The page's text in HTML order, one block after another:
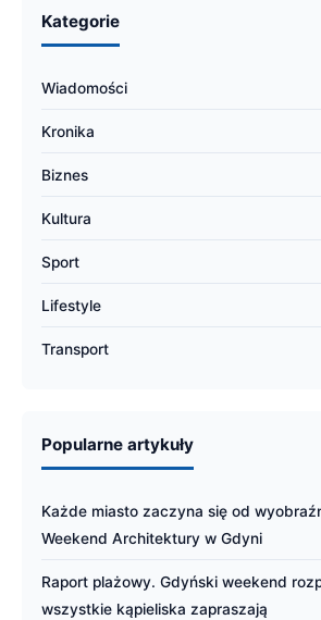
Kategorie
Wiadomości
Kronika
Biznes
Kultura
Sport
Lifestyle
Transport
Popularne artykuły
Każde miasto zaczyna się od
Weekend Architektury w Gdyni
Raport plażowy. Gdyński weekend
wszystkie kąpieliska zapraszają